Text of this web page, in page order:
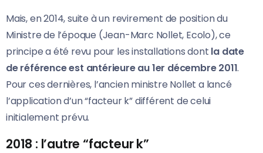
Mais, en 2014, suite à un revirement de position du
Ministre de l’époque (Jean-Marc Nollet, Ecolo), ce
principe a été revu pour les installations dont la date
de référence est antérieure au 1er décembre 2011.
Pour ces dernières, l’ancien ministre Nollet a lancé
l’application d’un “facteur k” différent de celui
initialement prévu.
2018 : l’autre “facteur k”